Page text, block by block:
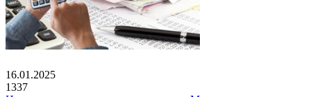
16.01.2025
1337